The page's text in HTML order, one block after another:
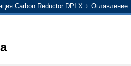
Carbon Reductor DPI X Оглавление